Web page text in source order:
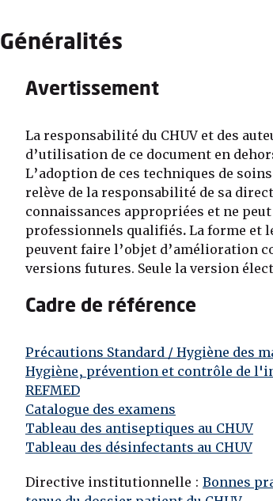
Généralités
Avertissement
La responsabilité du CHUV et des
d’utilisation de ce document en
L’adoption de ces techniques de
relève de la responsabilité de sa
connaissances appropriées et ne
professionnels qualifiés. La forme et
peuvent faire l’objet d’amélioration
versions futures. Seule la version
Cadre de référence
Précautions Standard / Hygiène des
Hygiène, prévention et contrôle de
REFMED
Catalogue des examens
Tableau des antiseptiques au CHUV
Tableau des désinfectants au CHUV
Directive institutionnelle : Bonnes